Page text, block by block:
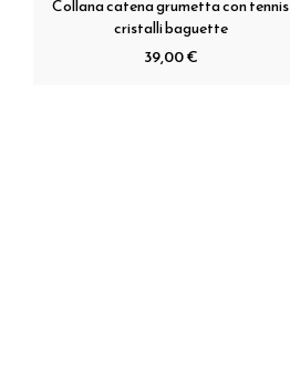
Collana catena grumetta con tennis
cristalli baguette
39,00 €